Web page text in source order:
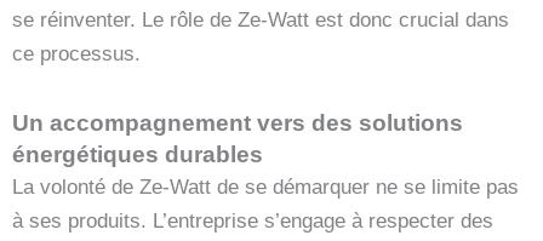
se réinventer. Le rôle de Ze-Watt est donc crucial dans
ce processus.
Un accompagnement vers des solutions
énergétiques durables
La volonté de Ze-Watt de se démarquer ne se limite pas
à ses produits. L’entreprise s’engage à respecter des